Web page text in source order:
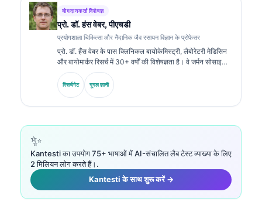
योगदानकर्ता विशेषज्ञ
प्रो. डॉ. हंस वेबर, पीएचडी
प्रयोगशाला चिकित्सा और नैदानिक जैव रसायन विज्ञान के प्रोफेसर
प्रो. डॉ. हैंस वेबर के पास क्लिनिकल बायोकेमिस्ट्री, लैबोरेटरी मेडिसिन
और बायोमार्कर रिसर्च में 30+ वर्षों की विशेषज्ञता है। वे जर्मन सोसाइटी
फॉर क्लिनिकल केमिस्ट्री के पूर्व अध्यक्ष रहे हैं। वे डायग्नोस्टिक पैनल
विश्लेषण, बायोमार्कर मानकीकरण और एआई-सहायता प्राप्त लैबोरेटरी
मेडिसिन में विशेषज्ञता रखते हैं।.
रिसर्चगेट गूगल ज्ञानी
✨
Kantesti का उपयोग 75+ भाषाओं में AI-संचालित लैब टेस्ट व्याख्या के लिए
2 मिलियन लोग करते हैं।.
Kantesti के साथ शुरू करें →